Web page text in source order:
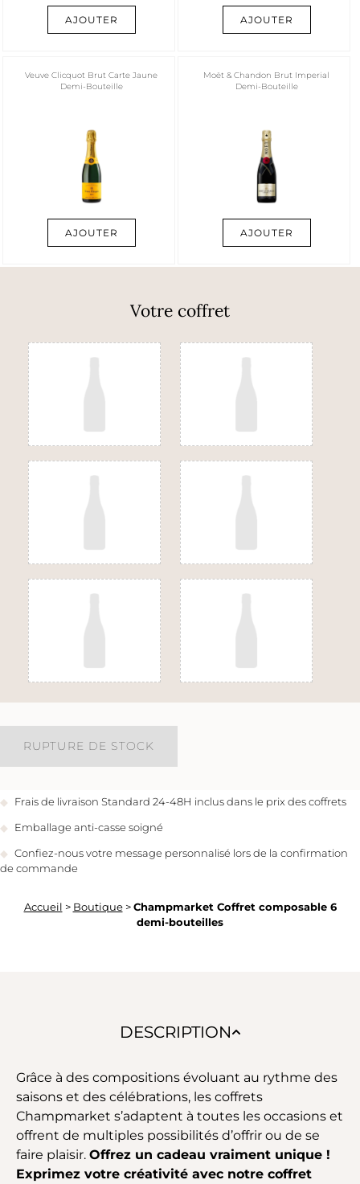
Votre coffret
AJOUTER AJOUTER
Veuve Clicquot Brut Carte Jaune
Demi-Bouteille
AJOUTER
Moët & Chandon Brut Imperial
Demi-Bouteille
AJOUTER
RUPTURE DE STOCK
Frais de livraison Standard 24-48H inclus dans le prix des coffrets
Emballage anti-casse soigné
Confiez-nous votre message personnalisé lors de la confirmation
de commande
Accueil > Boutique> Champmarket Coffret composable 6
demi-bouteilles
DESCRIPTION
Grâce à des compositions évoluant au rythme des
saisons et des célébrations, les coffrets
Champmarket s’adaptent à toutes les occasions et
offrent de multiples possibilités d’offrir ou de se
faire plaisir. Offrez un cadeau vraiment unique !
Exprimez votre créativité avec notre coffret